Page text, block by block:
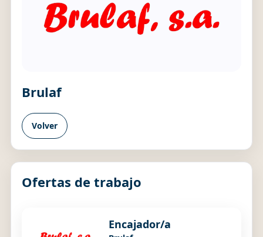
Brulaf
Volver
Ofertas de trabajo
Encajador/a